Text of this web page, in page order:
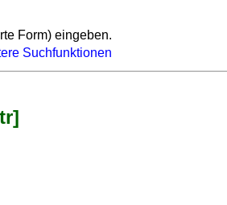
Form) eingeben.
Suchfunktionen